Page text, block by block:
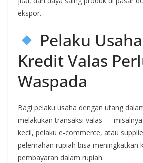
ekspor.
Pelaku
Kredit Valas
Waspada
Bagi pelaku usaha dengan utang
melakukan transaksi valas —
kecil, pelaku e-commerce, atau
pelemahan rupiah bisa meningkatkan
pembayaran dalam rupiah.